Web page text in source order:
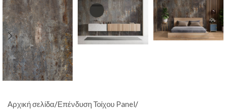
Αρχική σελίδα Επένδυση Τοίχου Panel